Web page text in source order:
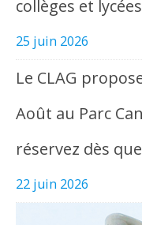
collèges et
25 juin 2026
Le CLAG
Août au Parc
réservez dès
22 juin 2026